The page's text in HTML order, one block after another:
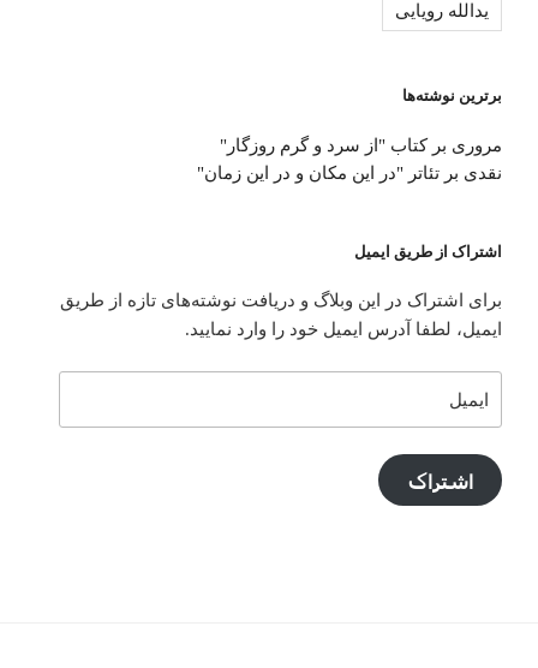
یدالله رویایی
برترین نوشته‌ها
مروری بر کتاب "از سرد و گرم روزگار"
نقدی بر تئاتر "در این مکان و در این زمان"
اشتراک از طریق ایمیل
برای اشتراک در این وبلاگ و دریافت نوشته‌های تازه از طریق
ایمیل، لطفا آدرس ایمیل خود را وارد نمایید.
اشتراک